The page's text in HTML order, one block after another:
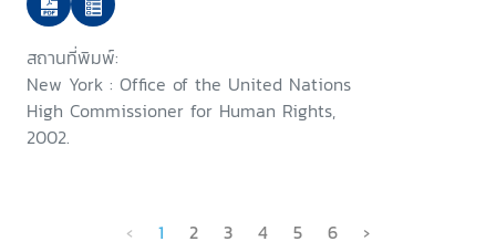
สถานที่พิมพ์:
New York : Office of the United Nations
High Commissioner for Human Rights,
2002.
‹ 1 2 3 4 5 6 ›